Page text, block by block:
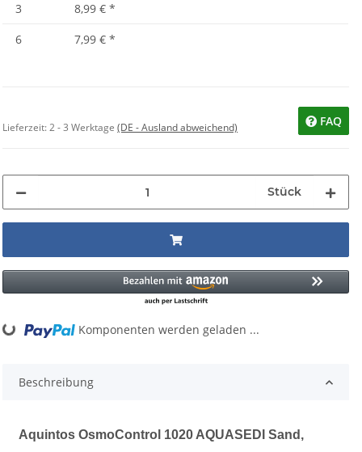
3 8,99 € *
6
7,99 € *
Lieferzeit:2 - 3 Werktage(DE - Ausland abweichend) FAQ
Stück
Komponenten werden geladen ...
Beschreibung
Aquintos OsmoControl 1020 AQUASEDI Sand,